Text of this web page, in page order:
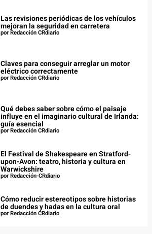
Las revisiones periódicas de los vehículos
mejoran la seguridad en carretera
por Redacción CRdiario
Claves para conseguir arreglar un motor
eléctrico correctamente
por Redacción CRdiario
Qué debes saber sobre cómo el paisaje
influye en el imaginario cultural de Irlanda:
guía esencial
por Redacción CRdiario
El Festival de Shakespeare en Stratford-
upon-Avon: teatro, historia y cultura en
Warwickshire
por Redacción-CRdiario
Cómo reducir estereotipos sobre historias
de duendes y hadas en la cultura oral
por Redacción CRdiario